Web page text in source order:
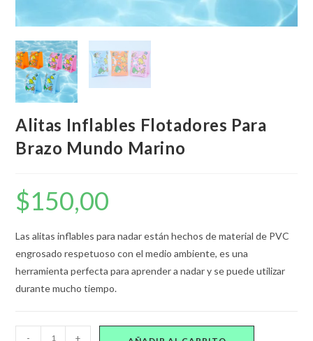
Alitas Inflables Flotadores Para
Brazo Mundo Marino
$150,00
Las alitas inflables para nadar están hechos de material de PVC
engrosado respetuoso con el medio ambiente, es una
herramienta perfecta para aprender a nadar y se puede utilizar
durante mucho tiempo.
- +